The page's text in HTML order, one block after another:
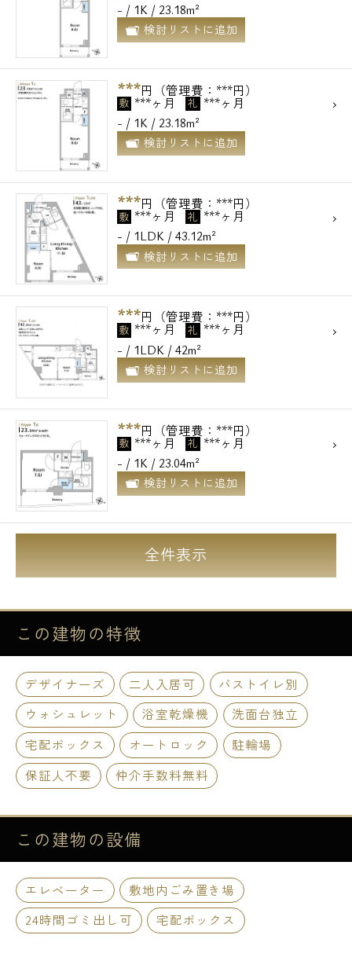
- / 1K / 23.18m²
検討リストに追加
***円（管理費：***円）
敷 ***ヶ月 礼 ***ヶ月
- / 1K / 23.18m²
検討リストに追加
***円（管理費：***円）
敷 ***ヶ月 礼 ***ヶ月
- / 1LDK / 43.12m²
検討リストに追加
***円（管理費：***円）
敷 ***ヶ月 礼 ***ヶ月
- / 1LDK / 42m²
検討リストに追加
***円（管理費：***円）
敷 ***ヶ月 礼 ***ヶ月
- / 1K / 23.04m²
検討リストに追加
全件表示
この建物の特徴
デザイナーズ 二人入居可
バストイレ別
ウォシュレット
浴室乾燥機
洗面台独立
宅配ボックス
オートロック
駐輪場
保証人不要
仲介手数料無料
この建物の設備
エレベーター
敷地内ごみ置き場
24時間ゴミ出し可
宅配ボックス